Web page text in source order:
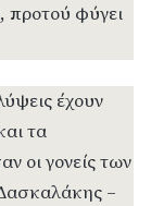
προτού φύγει
έχουν
τα
οι γονείς των
–